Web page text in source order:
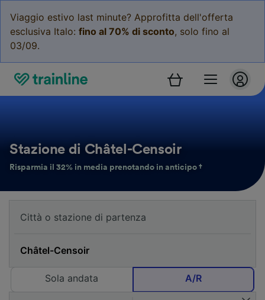
Viaggio estivo last minute? Approfitta dell'offerta
esclusiva Italo: fino al 70% di sconto, solo fino al
03/09.
Stazione di Châtel-Censoir
Risparmia il 32% in media prenotando in anticipo †
Sola andata A/R